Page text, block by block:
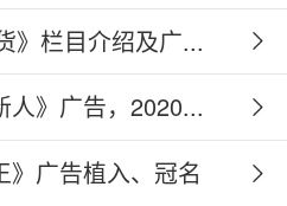
》栏目介绍及广...
人》广告，2020...
》广告植入、冠名